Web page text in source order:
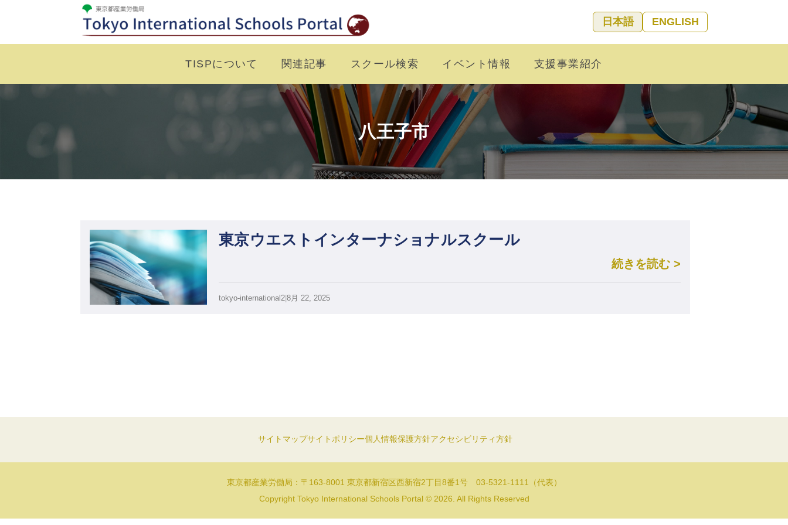
日本語 ENGLISH
TISPについて 関連記事 スクール検索 イベント情報 支援事業紹介
八王子市
東京ウエストインターナショナルスクール
続きを読む >
tokyo-international2 8月 22, 2025
サイトマップサイトポリシー個人情報保護方針アクセシビリティ方針
東京都産業労働局：〒163-8001 東京都新宿区西新宿2丁目8番1号 03-5321-1111（代表）
Copyright Tokyo International Schools Portal © 2026. All Rights Reserved